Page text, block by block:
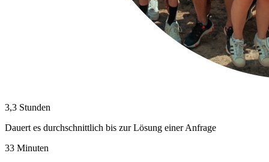
3,3 Stunden
Dauert es durchschnittlich bis zur Lösung einer Anfrage
33 Minuten